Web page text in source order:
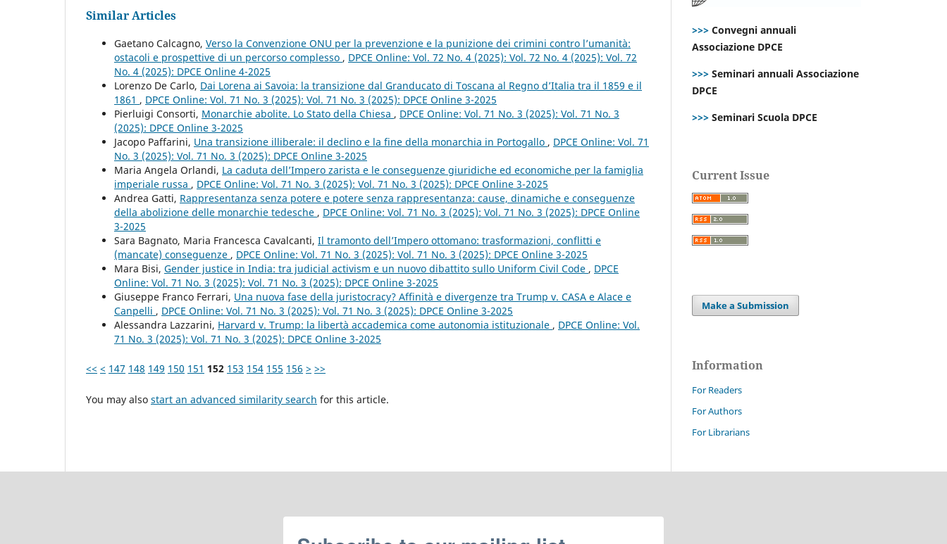
Similar Articles
Gaetano Calcagno, Verso la Convenzione ONU per la prevenzione e la punizione dei crimini contro l’umanità:
ostacoli e prospettive di un percorso complesso , DPCE Online: Vol. 72 No. 4 (2025): Vol. 72 No. 4 (2025): Vol. 72
No. 4 (2025): DPCE Online 4-2025
Lorenzo De Carlo, Dai Lorena ai Savoia: la transizione dal Granducato di Toscana al Regno d’Italia tra il 1859 e il
1861 , DPCE Online: Vol. 71 No. 3 (2025): Vol. 71 No. 3 (2025): DPCE Online 3-2025
Pierluigi Consorti, Monarchie abolite. Lo Stato della Chiesa , DPCE Online: Vol. 71 No. 3 (2025): Vol. 71 No. 3
(2025): DPCE Online 3-2025
Jacopo Paffarini, Una transizione illiberale: il declino e la fine della monarchia in Portogallo , DPCE Online: Vol. 71
No. 3 (2025): Vol. 71 No. 3 (2025): DPCE Online 3-2025
Maria Angela Orlandi, La caduta dell’Impero zarista e le conseguenze giuridiche ed economiche per la famiglia
imperiale russa , DPCE Online: Vol. 71 No. 3 (2025): Vol. 71 No. 3 (2025): DPCE Online 3-2025
Andrea Gatti, Rappresentanza senza potere e potere senza rappresentanza: cause, dinamiche e conseguenze
della abolizione delle monarchie tedesche , DPCE Online: Vol. 71 No. 3 (2025): Vol. 71 No. 3 (2025): DPCE Online
3-2025
Sara Bagnato, Maria Francesca Cavalcanti, Il tramonto dell’Impero ottomano: trasformazioni, conflitti e
(mancate) conseguenze , DPCE Online: Vol. 71 No. 3 (2025): Vol. 71 No. 3 (2025): DPCE Online 3-2025
Mara Bisi, Gender justice in India: tra judicial activism e un nuovo dibattito sullo Uniform Civil Code , DPCE
Online: Vol. 71 No. 3 (2025): Vol. 71 No. 3 (2025): DPCE Online 3-2025
Giuseppe Franco Ferrari, Una nuova fase della juristocracy? Affinità e divergenze tra Trump v. CASA e Alace e
Canpelli , DPCE Online: Vol. 71 No. 3 (2025): Vol. 71 No. 3 (2025): DPCE Online 3-2025
Alessandra Lazzarini, Harvard v. Trump: la libertà accademica come autonomia istituzionale , DPCE Online: Vol.
71 No. 3 (2025): Vol. 71 No. 3 (2025): DPCE Online 3-2025
<< < 147 148 149 150 151 152 153 154 155 156 > >>
You may also start an advanced similarity search for this article.
>>> Convegni annuali
Associazione DPCE
>>> Seminari annuali Associazione
DPCE
>>> Seminari Scuola DPCE
Current Issue
Make a Submission
Information
For Readers
For Authors
For Librarians